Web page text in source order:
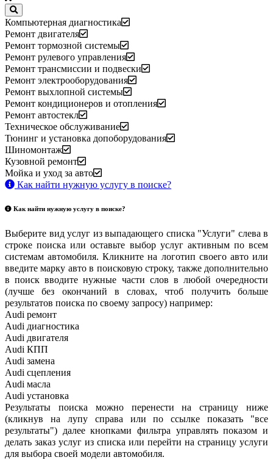
Компьютерная диагностика
Ремонт двигателя
Ремонт тормозной системы
Ремонт рулевого управления
Ремонт трансмиссии и подвески
Ремонт электрооборудования
Ремонт выхлопной системы
Ремонт кондиционеров и отопления
Ремонт автостекл
Техническое обслуживание
Тюнинг и установка допоборудования
Шиномонтаж
Кузовной ремонт
Мойка и уход за авто
Как найти нужную услугу в поиске?
Как найти нужную услугу в поиске?
Выберите вид услуг из выпадающего списка "Услуги" слева в
строке поиска или оставьте выбор услуг активным по всем
системам автомобиля. Кликните на логотип своего авто или
введите марку авто в поисковую строку, также дополнительно
в поиск вводите нужные части слов в любой очередности
(лучше без окончаний в словах, чтоб получить больше
результатов поиска по своему запросу) например:
Audi ремонт
Audi диагностика
Audi двигателя
Audi КПП
Audi замена
Audi сцепления
Audi масла
Audi установка
Результаты поиска можно перенести на страницу ниже
(кликнув на лупу справа или по ссылке показать "все
результаты") далее кнопками фильтра управлять показом и
делать заказ услуг из списка или перейти на страницу услуги
для выбора своей модели автомобиля.